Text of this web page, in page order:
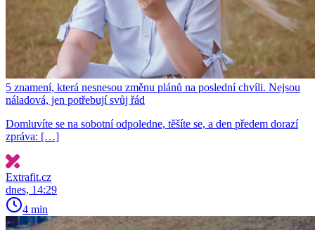
5 znamení, která nesnesou změnu plánů na poslední chvíli. Nejsou
náladová, jen potřebují svůj řád
Domluvíte se na sobotní odpoledne, těšíte se, a den předem dorazí
zpráva: […]
Extrafit.cz
dnes, 14:29
4 min